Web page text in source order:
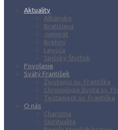
Aktuality
Albánsko
Bratislava
Juniorát
Brehov
Levoča
Spišský Štvrtok
Povolanie
Svätý František
Životopis sv. Františka
Chronológia života sv.
Testament sv. Františka
O nás
Charizma
Spiritualita